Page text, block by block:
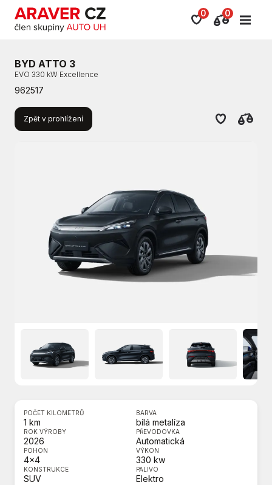
0 0
BYD ATTO 3
EVO 330 kW Excellence
962517
Zpět v prohlížení
POČET KILOMETRŮ
1 km
BARVA
bílá metalíza
ROK VÝROBY
2026
PŘEVODOVKA
Automatická
POHON
4x4
VÝKON
330 kw
KONSTRUKCE
SUV
PALIVO
Elektro